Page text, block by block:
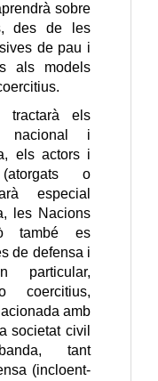
sobre
des de les
de pau i
als models
els
nacional i
els actors i
o
especial
les Nacions
també es
de defensa i
particular,
coercitius,
amb
societat civil
tant
(incloent-